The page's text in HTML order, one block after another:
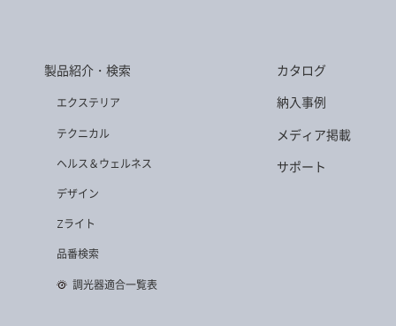
製品紹介・検索
エクステリア
テクニカル
ヘルス＆ウェルネス
デザイン
Zライト
品番検索
調光器適合一覧表
カタログ
納入事例
メディア掲載
サポート